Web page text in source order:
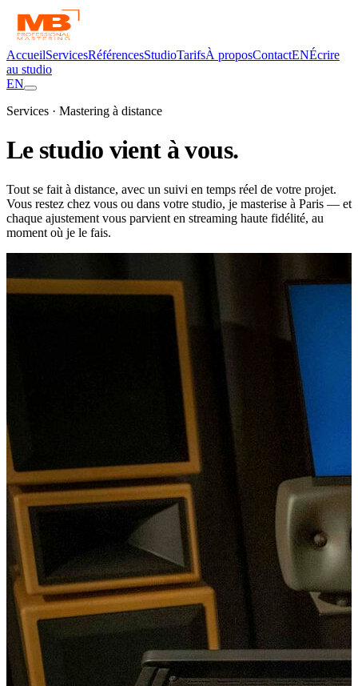
AccueilServicesRéférencesStudioTarifsÀ proposContactENÉcrire
au studio
EN
Services · Mastering à distance
Le studio vient à vous.
Tout se fait à distance, avec un suivi en temps réel de votre projet.
Vous restez chez vous ou dans votre studio, je masterise à Paris — et
chaque ajustement vous parvient en streaming haute fidélité, au
moment où je le fais.